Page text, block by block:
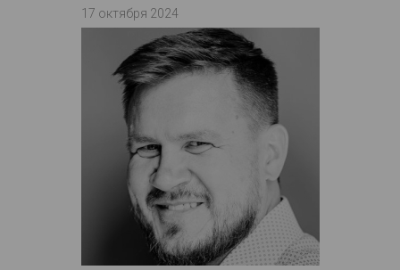
17 октября 2024